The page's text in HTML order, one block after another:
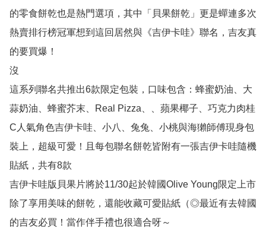
的零食餅乾也是熱門選項，其中「貝果餅乾」更是蟬連多次
熱賣排行榜冠軍想到這回居然與《吉伊卡哇》聯名，吉友真
的要買爆！
沒
這系列聯名共推出6款限定包裝，口味包含：蜂蜜奶油、大
蒜奶油、蜂蜜芥末、Real Pizza、、蘋果椰子、巧克力肉桂
C人氣角色吉伊卡哇、小八、兔兔、小桃與海獺師傅現身包
裝上，超級可愛！且每包聯名餅乾皆附有一張吉伊卡哇隨機
貼紙，共有8款
吉伊卡哇版貝果片將於11/30起於韓國Olive Young限定上市
除了享用美味的餅乾，還能收藏可愛貼紙（◎最近有去韓國
的吉友必買！當作伴手禮也很適合呀～